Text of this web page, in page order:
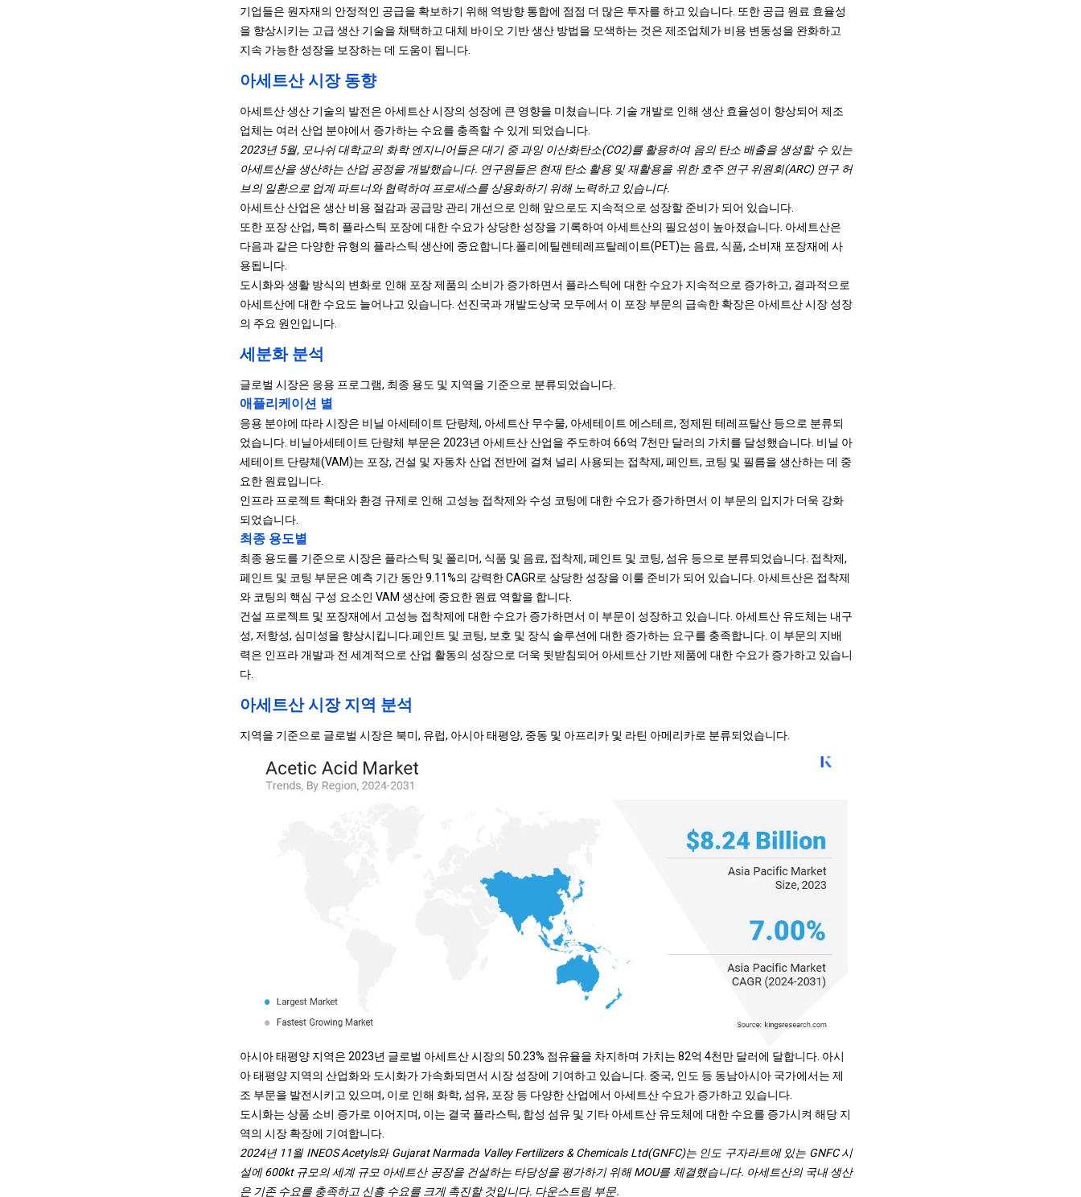
기업들은 원자재의 안정적인 공급을 확보하기 위해 역방향 통합에 점점 더 많은 투자를 하고 있습니다. 또한 공급 원료 효율성
을 향상시키는 고급 생산 기술을 채택하고 대체 바이오 기반 생산 방법을 모색하는 것은 제조업체가 비용 변동성을 완화하고
지속 가능한 성장을 보장하는 데 도움이 됩니다.
아세트산 시장 동향
아세트산 생산 기술의 발전은 아세트산 시장의 성장에 큰 영향을 미쳤습니다. 기술 개발로 인해 생산 효율성이 향상되어 제조
업체는 여러 산업 분야에서 증가하는 수요를 충족할 수 있게 되었습니다.
2023년 5월, 모나쉬 대학교의 화학 엔지니어들은 대기 중 과잉 이산화탄소(CO2)를 활용하여 음의 탄소 배출을 생성할 수 있는
아세트산을 생산하는 산업 공정을 개발했습니다. 연구원들은 현재 탄소 활용 및 재활용을 위한 호주 연구 위원회(ARC) 연구 허
브의 일환으로 업계 파트너와 협력하여 프로세스를 상용화하기 위해 노력하고 있습니다.
아세트산 산업은 생산 비용 절감과 공급망 관리 개선으로 인해 앞으로도 지속적으로 성장할 준비가 되어 있습니다.
또한 포장 산업, 특히 플라스틱 포장에 대한 수요가 상당한 성장을 기록하여 아세트산의 필요성이 높아졌습니다. 아세트산은
다음과 같은 다양한 유형의 플라스틱 생산에 중요합니다. 폴리에틸렌테레프탈레이트(PET)는 음료, 식품, 소비재 포장재에 사
용됩니다.
도시화와 생활 방식의 변화로 인해 포장 제품의 소비가 증가하면서 플라스틱에 대한 수요가 지속적으로 증가하고, 결과적으로
아세트산에 대한 수요도 늘어나고 있습니다. 선진국과 개발도상국 모두에서 이 포장 부문의 급속한 확장은 아세트산 시장 성장
의 주요 원인입니다.
세분화 분석
글로벌 시장은 응용 프로그램, 최종 용도 및 지역을 기준으로 분류되었습니다.
애플리케이션 별
응용 분야에 따라 시장은 비닐 아세테이트 단량체, 아세트산 무수물, 아세테이트 에스테르, 정제된 테레프탈산 등으로 분류되
었습니다. 비닐아세테이트 단량체 부문은 2023년 아세트산 산업을 주도하여 66억 7천만 달러의 가치를 달성했습니다. 비닐 아
세테이트 단량체(VAM)는 포장, 건설 및 자동차 산업 전반에 걸쳐 널리 사용되는 접착제, 페인트, 코팅 및 필름을 생산하는 데 중
요한 원료입니다.
인프라 프로젝트 확대와 환경 규제로 인해 고성능 접착제와 수성 코팅에 대한 수요가 증가하면서 이 부문의 입지가 더욱 강화
되었습니다.
최종 용도별
최종 용도를 기준으로 시장은 플라스틱 및 폴리머, 식품 및 음료, 접착제, 페인트 및 코팅, 섬유 등으로 분류되었습니다. 접착제,
페인트 및 코팅 부문은 예측 기간 동안 9.11%의 강력한 CAGR로 상당한 성장을 이룰 준비가 되어 있습니다. 아세트산은 접착제
와 코팅의 핵심 구성 요소인 VAM 생산에 중요한 원료 역할을 합니다.
건설 프로젝트 및 포장재에서 고성능 접착제에 대한 수요가 증가하면서 이 부문이 성장하고 있습니다. 아세트산 유도체는 내구
성, 저항성, 심미성을 향상시킵니다.페인트 및 코팅, 보호 및 장식 솔루션에 대한 증가하는 요구를 충족합니다. 이 부문의 지배
력은 인프라 개발과 전 세계적으로 산업 활동의 성장으로 더욱 뒷받침되어 아세트산 기반 제품에 대한 수요가 증가하고 있습니
다.
아세트산 시장 지역 분석
지역을 기준으로 글로벌 시장은 북미, 유럽, 아시아 태평양, 중동 및 아프리카 및 라틴 아메리카로 분류되었습니다.
아시아 태평양 지역은 2023년 글로벌 아세트산 시장의 50.23% 점유율을 차지하며 가치는 82억 4천만 달러에 달합니다. 아시
아 태평양 지역의 산업화와 도시화가 가속화되면서 시장 성장에 기여하고 있습니다. 중국, 인도 등 동남아시아 국가에서는 제
조 부문을 발전시키고 있으며, 이로 인해 화학, 섬유, 포장 등 다양한 산업에서 아세트산 수요가 증가하고 있습니다.
도시화는 상품 소비 증가로 이어지며, 이는 결국 플라스틱, 합성 섬유 및 기타 아세트산 유도체에 대한 수요를 증가시켜 해당 지
역의 시장 확장에 기여합니다.
2024년 11월 INEOS Acetyls와 Gujarat Narmada Valley Fertilizers & Chemicals Ltd(GNFC)는 인도 구자라트에 있는 GNFC 시
설에 600kt 규모의 세계 규모 아세트산 공장을 건설하는 타당성을 평가하기 위해 MOU를 체결했습니다. 아세트산의 국내 생산
은 기존 수요를 충족하고 신흥 수요를 크게 촉진할 것입니다. 다운스트림 부문.